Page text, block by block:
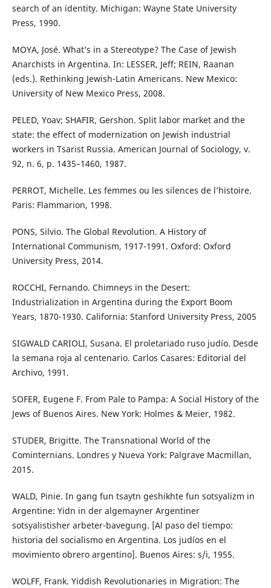
search of an identity. Michigan: Wayne State University
Press, 1990.
MOYA, José. What’s in a Stereotype? The Case of Jewish
Anarchists in Argentina. In: LESSER, Jeff; REIN, Raanan
(eds.). Rethinking Jewish-Latin Americans. New Mexico:
University of New Mexico Press, 2008.
PELED, Yoav; SHAFIR, Gershon. Split labor market and the
state: the effect of modernization on Jewish industrial
workers in Tsarist Russia. American Journal of Sociology, v.
92, n. 6, p. 1435–1460, 1987.
PERROT, Michelle. Les femmes ou les silences de l’histoire.
Paris: Flammarion, 1998.
PONS, Silvio. The Global Revolution. A History of
International Communism, 1917-1991. Oxford: Oxford
University Press, 2014.
ROCCHI, Fernando. Chimneys in the Desert:
Industrialization in Argentina during the Export Boom
Years, 1870-1930. California: Stanford University Press, 2005
SIGWALD CARIOLI, Susana. El proletariado ruso judío. Desde
la semana roja al centenario. Carlos Casares: Editorial del
Archivo, 1991.
SOFER, Eugene F. From Pale to Pampa: A Social History of the
Jews of Buenos Aires. New York: Holmes & Meier, 1982.
STUDER, Brigitte. The Transnational World of the
Cominternians. Londres y Nueva York: Palgrave Macmillan,
2015.
WALD, Pinie. In gang fun tsaytn geshikhte fun sotsyalizm in
Argentine: Yidn in der algemayner Argentiner
sotsyalistisher arbeter-bavegung. [Al paso del tiempo:
historia del socialismo en Argentina. Los judíos en el
movimiento obrero argentino]. Buenos Aires: s/i, 1955.
WOLFF, Frank. Yiddish Revolutionaries in Migration: The